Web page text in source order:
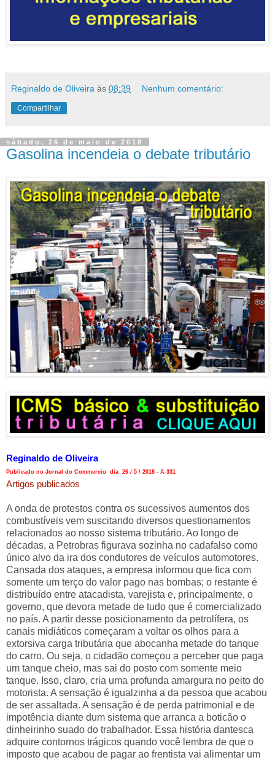
Reginaldo de Oliveira às 08:39 Nenhum comentário:
Compartilhar
sábado, 26 de maio de 2018
Gasolina incendeia o debate tributário
Reginaldo de Oliveira
Publicado no Jornal do Commercio dia 26 / 5 / 2018 - A 331
Artigos publicados
A onda de protestos contra os sucessivos aumentos dos
combustíveis vem suscitando diversos questionamentos
relacionados ao nosso sistema tributário. Ao longo de
décadas, a Petrobras figurava sozinha no cadafalso como
único alvo da ira dos condutores de veículos automotores.
Cansada dos ataques, a empresa informou que fica com
somente um terço do valor pago nas bombas; o restante é
distribuído entre atacadista, varejista e, principalmente, o
governo, que devora metade de tudo que é comercializado
no país. A partir desse posicionamento da petrolífera, os
canais midiáticos começaram a voltar os olhos para a
extorsiva carga tributária que abocanha metade do tanque
do carro. Ou seja, o cidadão começou a perceber que paga
um tanque cheio, mas sai do posto com somente meio
tanque. Isso, claro, cria uma profunda amargura no peito do
motorista. A sensação é igualzinha a da pessoa que acabou
de ser assaltada. A sensação é de perda patrimonial e de
impotência diante dum sistema que arranca a boticão o
dinheirinho suado do trabalhador. Essa história dantesca
adquire contornos trágicos quando você lembra de que o
imposto que acabou de pagar ao frentista vai alimentar um